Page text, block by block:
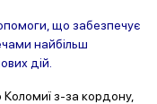
що забезпечує
найбільш
дій.
з-за кордону,